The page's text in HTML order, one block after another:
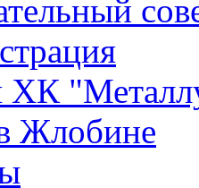
ХК
Жлобине